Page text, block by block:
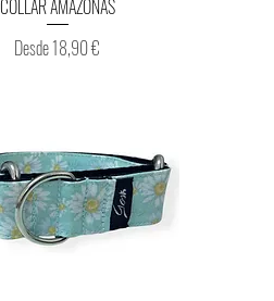
COLLAR AMAZONAS
Desde18,90 €
Precio de oferta